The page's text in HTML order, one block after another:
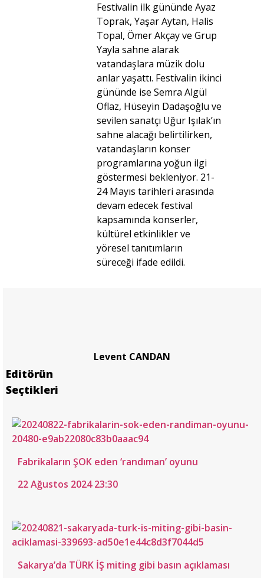
Festivalin ilk gününde Ayaz
Toprak, Yaşar Aytan, Halis
Topal, Ömer Akçay ve Grup
Yayla sahne alarak
vatandaşlara müzik dolu
anlar yaşattı. Festivalin ikinci
gününde ise Semra Algül
Oflaz, Hüseyin Dadaşoğlu ve
sevilen sanatçı Uğur Işılak’ın
sahne alacağı belirtilirken,
vatandaşların konser
programlarına yoğun ilgi
göstermesi bekleniyor. 21-
24 Mayıs tarihleri arasında
devam edecek festival
kapsamında konserler,
kültürel etkinlikler ve
yöresel tanıtımların
süreceği ifade edildi.
Levent CANDAN
Editörün
Seçtikleri
Fabrikaların ŞOK eden ‘randıman’ oyunu
22 Ağustos 2024 23:30
Sakarya’da TÜRK İŞ miting gibi basın açıklaması